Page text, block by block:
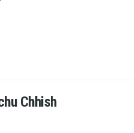
Chhish